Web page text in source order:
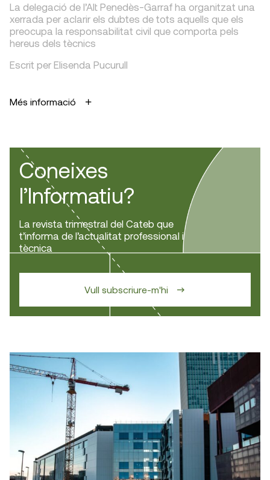
La delegació de l’Alt Penedès-Garraf ha organitzat una
xerrada per aclarir els dubtes de tots aquells que els
preocupa la responsabilitat civil que comporta pels
hereus dels tècnics
Escrit per Elisenda Pucurull
Més informació
Coneixes
l’Informatiu?
La revista trimestral del Cateb que
t’informa de l’actualitat professional i
tècnica
Vull subscriure-m'hi